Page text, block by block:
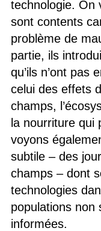
technologie. On
sont contents
problème de
partie, ils
qu’ils n’ont pas
celui des effets
champs,
la nourriture qui
voyons
subtile – des
champs – dont
technologies
populations non
informées.